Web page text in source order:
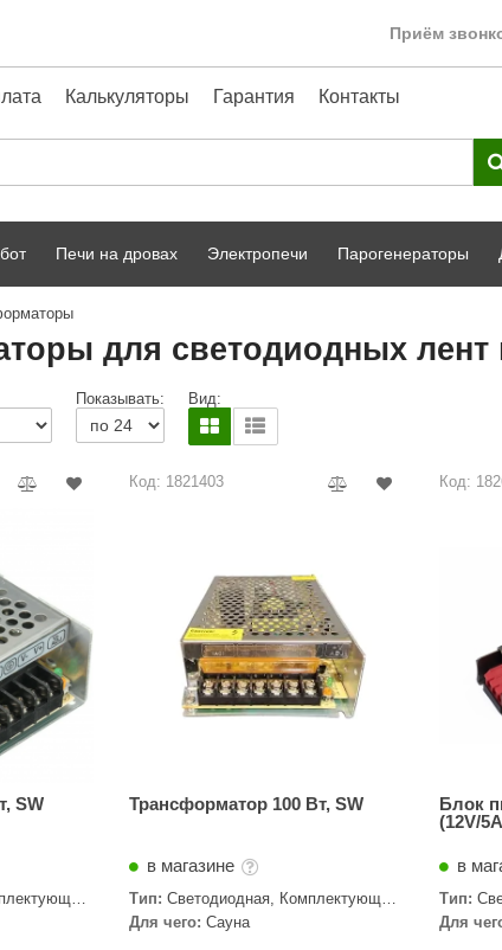
Приём
Калькуляторы Гарантия Контакты
HENKI
A-Panel
Банные штучки
CeruttiSpa
Suokka
Русский дух
LANG’s
Печи на дровах Электропечи Парогенераторы
для светодиодных лент
Показывать: Вид:
SW
Код: 1821403
Трансформатор 100 Вт, SW
в магазине
Тип: Светодиодная, Комплектующие,
Трансформаторы
Для чего: Сауна
Код:
Блок
(12V/
в
Тип:
Для